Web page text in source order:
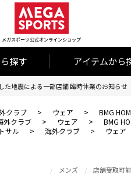
メガスポーツ公式オンラインショップ
探す アイテムから
た地震による一部店舗 臨時休業のお知らせ
クラブ > ウェア >
BMG
外クラブ > ウェア >
BMG
サル > 海外クラブ > ウェア
メンズ 店舗受取可能